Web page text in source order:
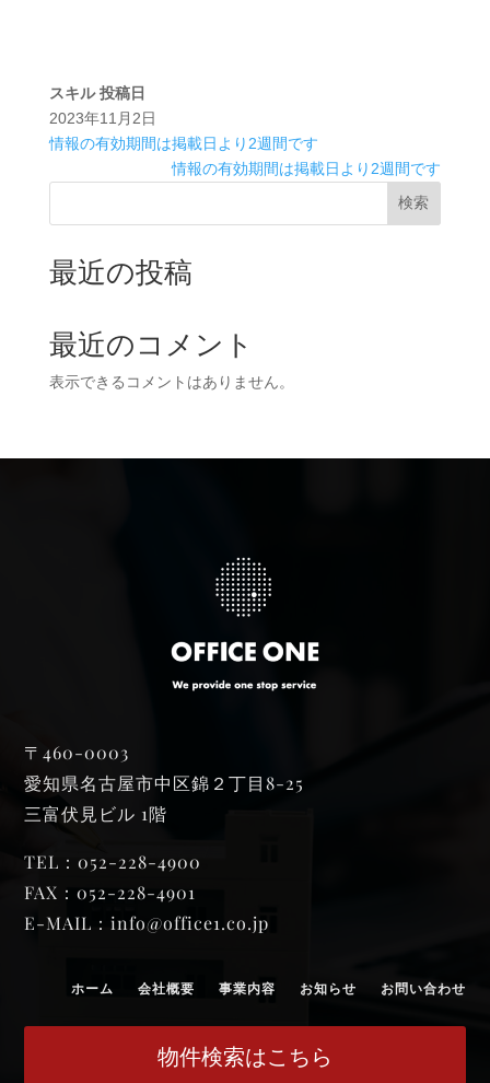
スキル 投稿日
2023年11月2日
情報の有効期間は掲載日より2週間です
情報の有効期間は掲載日より2週間です
検索
最近の投稿
最近のコメント
表示できるコメントはありません。
〒460-0003
愛知県名古屋市中区錦２丁目8-25
三富伏見ビル 1階
TEL：052-228-4900
FAX：052-228-4901
E-MAIL：info@office1.co.jp
ホーム 会社概要 事業内容 お知らせ お問い合わせ
物件検索はこちら